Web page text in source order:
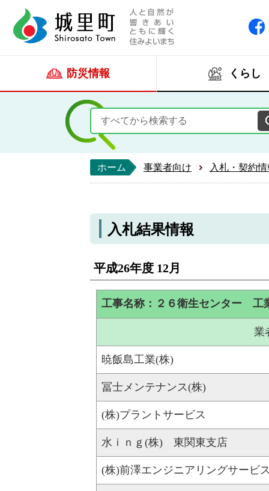
防災情報 くらし
ホーム 事業者向け 入札・契約
入札結果情報
平成26年度 12月
工事名称：２６衛生センター 工
業
暁飯島工業(株)
冨士メンテナンス(株)
(株)プラントサービス
水ｉｎｇ(株) 東関東支店
(株)前澤エンジニアリングサー